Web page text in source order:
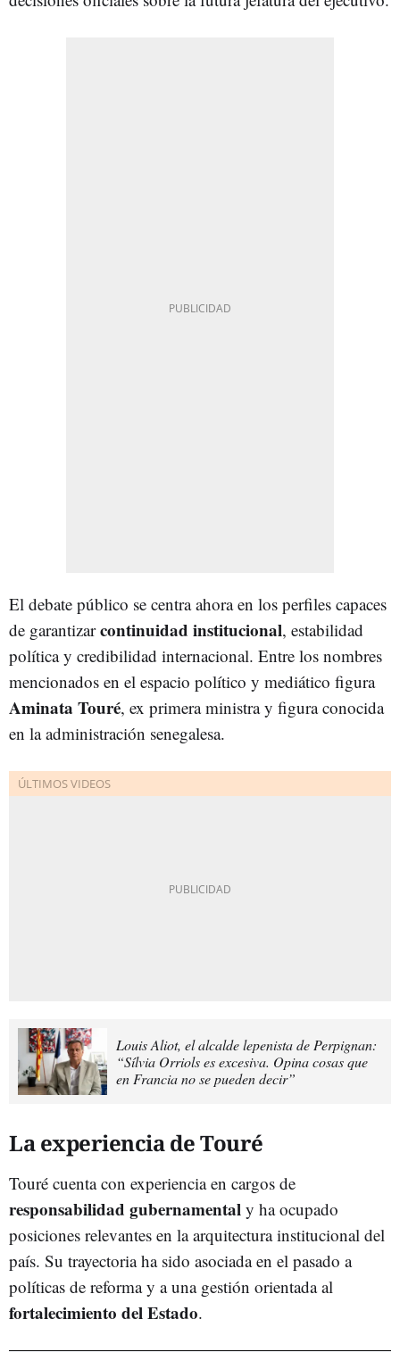
El debate público se centra ahora en los perfiles capaces
de garantizarcontinuidad institucional, estabilidad
política y credibilidad internacional. Entre los nombres
mencionados en el espacio político y mediático figura
Aminata Touré, ex primera ministra y figura conocida
en la administración senegalesa.
Louis Aliot, el alcalde lepenista de Perpignan:
“Sílvia Orriols es excesiva. Opina cosas que
en Francia no se pueden decir”
La experiencia de Touré
Touré cuenta con experiencia en cargos de
responsabilidad gubernamental y ha ocupado
posiciones relevantes en la arquitectura institucional del
país. Su trayectoria ha sido asociada en el pasado a
políticas de reforma y a una gestión orientada al
fortalecimiento del Estado.